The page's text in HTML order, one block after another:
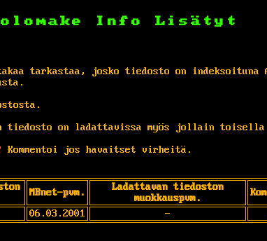
Info
Lisätyt
tarkastaa, josko tiedosto on indeksoituna
tiedosto on ladattavissa myös jollain
Kommentoi jos havaitset virheitä.
MBnet-pvm.
Ladattavan tiedoston
muokkauspvm.
06.03.2001 -